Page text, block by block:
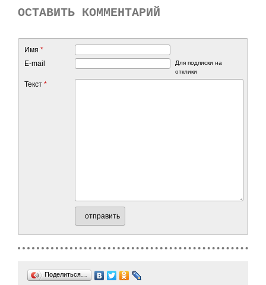
ОСТАВИТЬ КОММЕНТАРИЙ
Имя *
E-mail
Для подписки на
отклики
Текст *
отправить
Поделиться…